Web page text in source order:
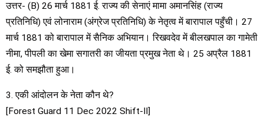
उत्तर- (B) 26 मार्च 1881 ई. राज्य की सेनाएं मामा अमानसिंह (राज्य
प्रतिनिधि) एवं लोनाराम (अंग्रेज प्रतिनिधि) के नेतृत्व में बारापाल पहुँची। 27
मार्च 1881 को बारापाल में सैनिक अभियान। रिखवदेव में बीलखपाल का गामेती
नीमा, पीपली का खेमा सगातरी का जीयता प्रमुख नेता थे। 25 अप्रैल 1881
ई. को समझौता हुआ।
3. एकी आंदोलन के नेता कौन थे?
[Forest Guard 11 Dec 2022 Shift-II]